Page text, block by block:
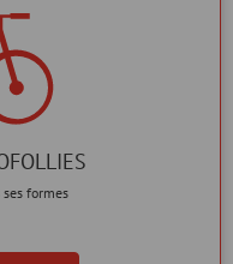
ses formes